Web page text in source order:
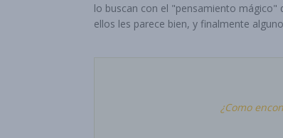
lo buscan con el "pensamiento mágico"
ellos les parece bien, y finalmente
¿Como